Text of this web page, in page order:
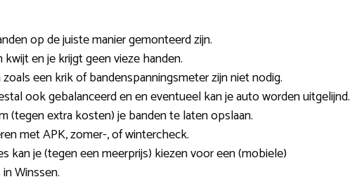
op de juiste manier gemonteerd zijn.
kwijt en je krijgt geen vieze handen.
een krik of bandenspanningsmeter zijn niet nodig.
ook gebalanceerd en en eventueel kan je auto worden uitgelijnd.
(tegen extra kosten) je banden te laten opslaan.
met APK, zomer-, of wintercheck.
kan je (tegen een meerprijs) kiezen voor een (mobiele)
Winssen.